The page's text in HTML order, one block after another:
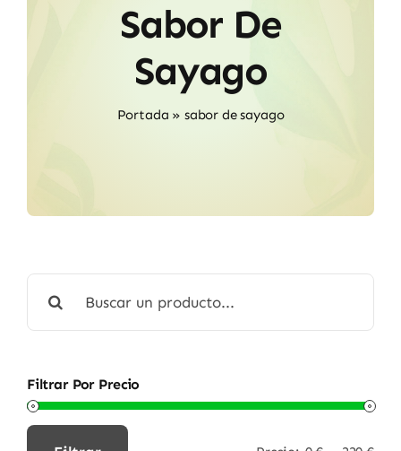
Sabor De
Sayago
Portada » sabor de sayago
Filtrar Por Precio